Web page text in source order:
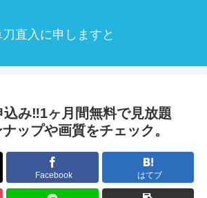
刀直入に申しますと
み‼︎1ヶ月間無料で見放題
ップや画質をチェック。
Facebook はてブ